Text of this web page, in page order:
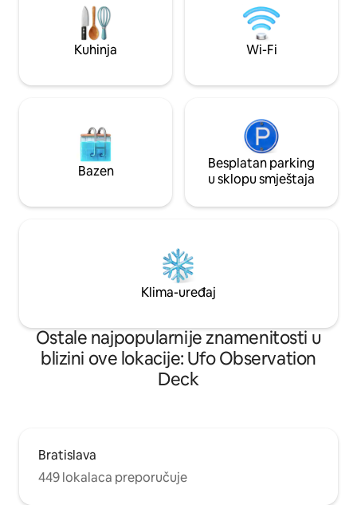
za opuštanje. 🤩👌
do garaže
Kuhinja Wi-Fi
Bazen
Besplatan parking
u sklopu smještaja
Klima-uređaj
Ostale najpopularnije znamenitosti u
blizini ove lokacije: Ufo Observation
Deck
Bratislava
449 lokalaca preporučuje